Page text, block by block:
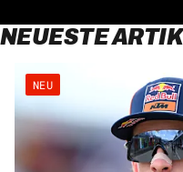
NEUESTE
NEU